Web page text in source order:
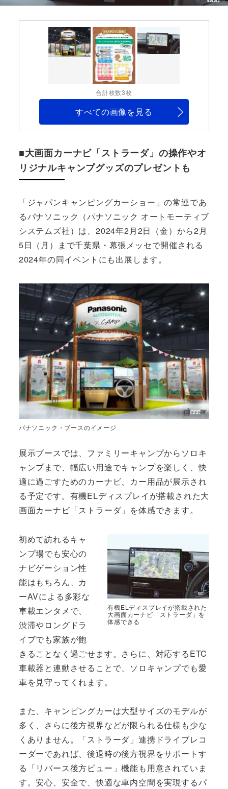
合計枚数3枚
すべての画像を見る
■大画面カーナビ「ストラーダ」の操作やオ
リジナルキャンプグッズのプレゼントも
「ジャパンキャンピングカーショー」の常連であ
るパナソニック（パナソニック オートモーティブ
システムズ社）は、2024年2月2日（金）から2月
5日（月）まで千葉県・幕張メッセで開催される
2024年の同イベントにも出展します。
パナソニック・ブースのイメージ
展示ブースでは、ファミリーキャンプからソロキ
ャンプまで、幅広い用途でキャンプを楽しく、快
適に過ごすためのカーナビ、カー用品が展示され
る予定です。有機ELディスプレイが搭載された大
画面カーナビ「ストラーダ」を体感できます。
有機ELディスプレイが搭載された
大画面カーナビ「ストラーダ」を
体感できる
初めて訪れるキャ
ンプ場でも安心の
ナビゲーション性
能はもちろん、カ
ーAVによる多彩な
車載エンタメで、
渋滞やロングドラ
イブでも家族が飽
きることなく過ごせます。さらに、対応するETC
車載器と連動させることで、ソロキャンプでも愛
車を見守ってくれます。
また、キャンピングカーは大型サイズのモデルが
多く、さらに後方視界などが限られる仕様も少な
くありません。「ストラーダ」連携ドライブレコ
ーダーであれば、後退時の後方視界をサポートす
る「リバース後方ビュー」機能も用意されていま
す。安心、安全で、快適な車内空間を実現するパ